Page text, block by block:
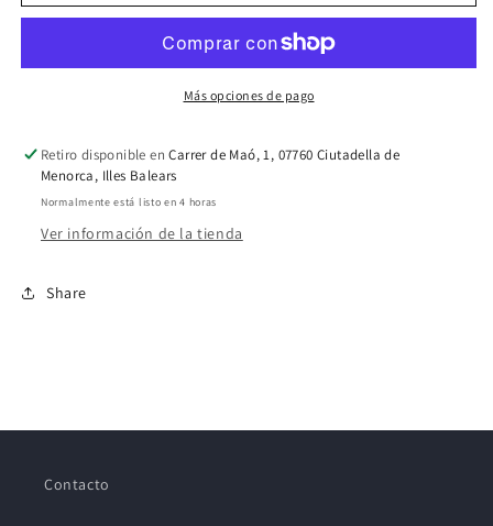
Más opciones de pago
Retiro disponible enCarrer de Maó, 1, 07760 Ciutadella de
Menorca, Illes Balears
Normalmente está listo en 4 horas
Ver información de la tienda
Share
Contacto